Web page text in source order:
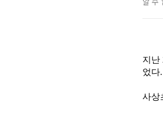
지난
었다
사상